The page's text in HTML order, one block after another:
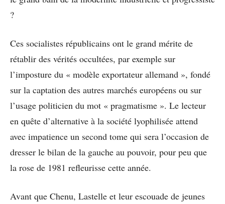
?
Ces socialistes républicains ont le grand mérite de
rétablir des vérités occultées, par exemple sur
l’imposture du « modèle exportateur allemand », fondé
sur la captation des autres marchés européens ou sur
l’usage politicien du mot « pragmatisme ». Le lecteur
en quête d’alternative à la société lyophilisée attend
avec impatience un second tome qui sera l’occasion de
dresser le bilan de la gauche au pouvoir, pour peu que
la rose de 1981 refleurisse cette année.
Avant que Chenu, Lastelle et leur escouade de jeunes